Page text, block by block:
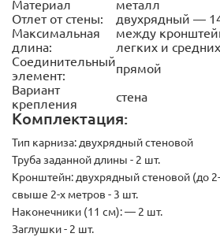
Материал
металл
Отлет от стены:
двухрядный —
Максимальная
длина:
между
легких и
Соединительный
элемент:
прямой
Вариант
крепления
стена
Комплектация:
Тип карниза:двухрядный стеновой
Труба заданной длины - 2 шт.
Кронштейн:двухрядный стеновой (до
свыше 2-х метров - 3 шт.
Наконечники (11 см):— 2 шт.
Заглушки - 2 шт.